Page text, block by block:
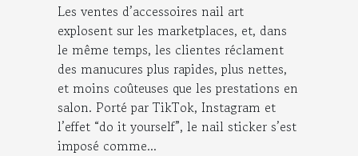
Les ventes d’accessoires nail art
explosent sur les marketplaces, et, dans
le même temps, les clientes réclament
des manucures plus rapides, plus nettes,
et moins coûteuses que les prestations en
salon. Porté par TikTok, Instagram et
l’effet “do it yourself”, le nail sticker s’est
imposé comme...